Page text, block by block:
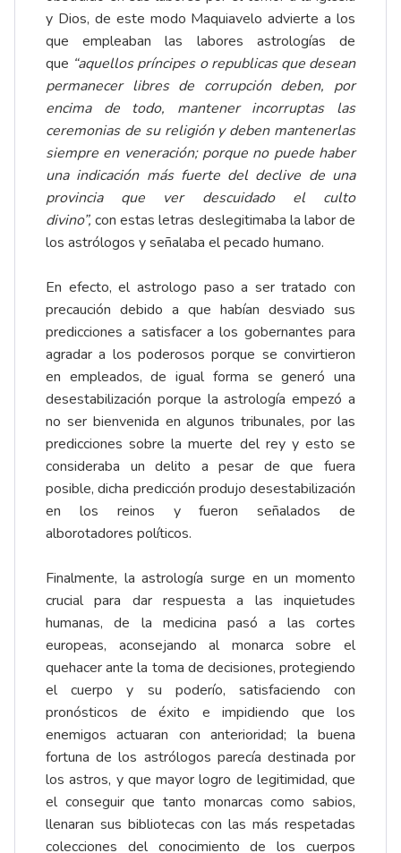
y Dios, de este modo Maquiavelo advierte a los
que empleaban las labores astrologías de
que “aquellos príncipes o republicas que desean
permanecer libres de corrupción deben, por
encima de todo, mantener incorruptas las
ceremonias de su religión y deben mantenerlas
siempre en veneración; porque no puede haber
una indicación más fuerte del declive de una
provincia que ver descuidado el culto
divino”,con estas letras deslegitimaba la labor de
los astrólogos y señalaba el pecado humano.
En efecto, el astrologo paso a ser tratado con
precaución debido a que habían desviado sus
predicciones a satisfacer a los gobernantes para
agradar a los poderosos porque se convirtieron
en empleados, de igual forma se generó una
desestabilización porque la astrología empezó a
no ser bienvenida en algunos tribunales, por las
predicciones sobre la muerte del rey y esto se
consideraba un delito a pesar de que fuera
posible, dicha predicción produjo desestabilización
en los reinos y fueron señalados de
alborotadores políticos.
Finalmente, la astrología surge en un momento
crucial para dar respuesta a las inquietudes
humanas, de la medicina pasó a las cortes
europeas, aconsejando al monarca sobre el
quehacer ante la toma de decisiones, protegiendo
el cuerpo y su poderío, satisfaciendo con
pronósticos de éxito e impidiendo que los
enemigos actuaran con anterioridad; la buena
fortuna de los astrólogos parecía destinada por
los astros, y que mayor logro de legitimidad, que
el conseguir que tanto monarcas como sabios,
llenaran sus bibliotecas con las más respetadas
colecciones del conocimiento de los cuerpos